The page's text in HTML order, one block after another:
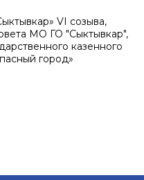
VI созыва,
МО ГО "Сыктывкар",
казенного
город»